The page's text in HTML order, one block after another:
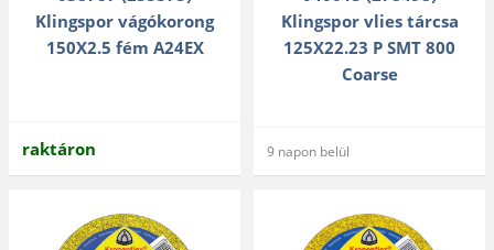
Klingspor vágókorong
150X2.5 fém A24EX
raktáron
Klingspor vlies tárcsa
125X22.23 P SMT 800
Coarse
9 napon belül